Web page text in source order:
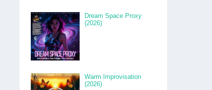
Dream Space Proxy
(2026)
Warm Improvisation
(2026)